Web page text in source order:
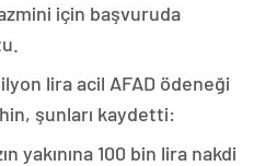
için başvuruda
lira acil AFAD ödeneği
şunları kaydetti:
yakınına 100 bin lira nakdi